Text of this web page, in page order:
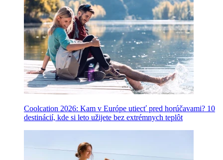
Coolcation 2026: Kam v Európe utiecť pred horúčavami? 10
destinácií, kde si leto užijete bez extrémnych teplôt